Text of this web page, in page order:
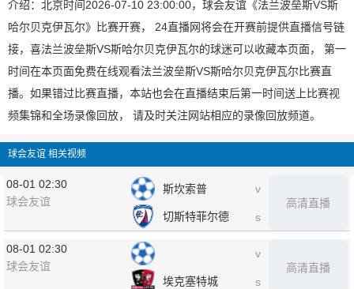
介绍：北京时间2026-07-10 23:00:00，球会友谊《法兰波垒斯VS斯
哈尔贝克伊瓦尔》比赛开赛， 24直播网将会在开赛前提供直播信号链
接，喜法兰波垒斯VS斯哈尔贝克伊瓦尔的球迷可以收藏本页面， 第一
时间在本页面免费在线观看法兰波垒斯VS斯哈尔贝克伊瓦尔比赛直
播。如果错过比赛直播，本站也会在直播结束后第一时间送上比赛视
频集锦和全场录像回放， 请及时关注网站相应的录像回放频道。
球会友谊 相关视频
08-01 02:30
球会友谊
斯坎索普
切斯特菲尔德
v
s
高清直播
08-01 02:30
球会友谊
埃克塞特城
v
s
高清直播